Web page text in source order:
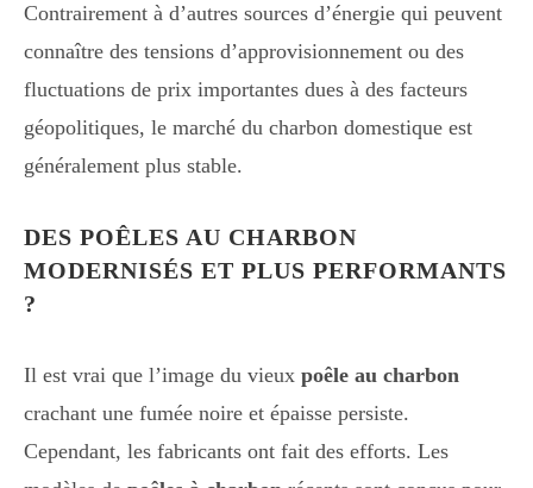
Contrairement à d’autres sources d’énergie qui peuvent
connaître des tensions d’approvisionnement ou des
fluctuations de prix importantes dues à des facteurs
géopolitiques, le marché du charbon domestique est
généralement plus stable.
DES POÊLES AU CHARBON
MODERNISÉS ET PLUS PERFORMANTS
?
Il est vrai que l’image du vieux poêle au charbon
crachant une fumée noire et épaisse persiste.
Cependant, les fabricants ont fait des efforts. Les